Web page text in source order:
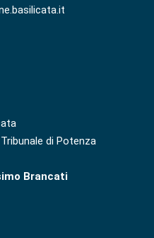
di Potenza
Brancati